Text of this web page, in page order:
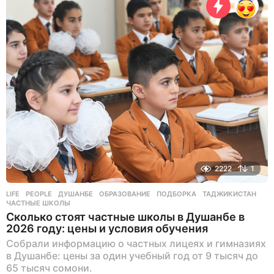
а
н
а
з
а
2222 1
LIFE ,PEOPLE ДУШАНБЕ ,ОБРАЗОВАНИЕ ,ПОДБОРКА ,ТАДЖИКИСТАН
ЧАСТНЫЕ ШКОЛЫ
Сколько стоят частные школы в Душанбе в
2026 году: цены и условия обучения
Собрали информацию о частных лицеях и гимназиях
в Душанбе: цены за один учебный год от 9 тысяч до
65 тысяч сомони.